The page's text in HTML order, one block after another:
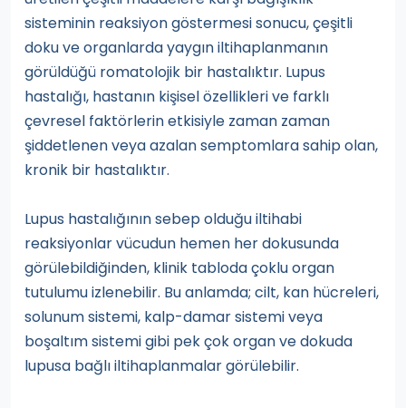
sisteminin reaksiyon göstermesi sonucu, çeşitli
doku ve organlarda yaygın iltihaplanmanın
görüldüğü romatolojik bir hastalıktır. Lupus
hastalığı, hastanın kişisel özellikleri ve farklı
çevresel faktörlerin etkisiyle zaman zaman
şiddetlenen veya azalan semptomlara sahip olan,
kronik bir hastalıktır.
Lupus hastalığının sebep olduğu iltihabi
reaksiyonlar vücudun hemen her dokusunda
görülebildiğinden, klinik tabloda çoklu organ
tutulumu izlenebilir. Bu anlamda; cilt, kan hücreleri,
solunum sistemi, kalp-damar sistemi veya
boşaltım sistemi gibi pek çok organ ve dokuda
lupusa bağlı iltihaplanmalar görülebilir.